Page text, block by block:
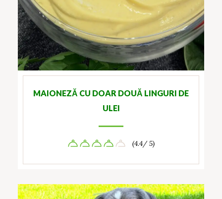
MAIONEZĂ CU DOAR DOUĂ LINGURI DE
ULEI
(4.4/ 5)